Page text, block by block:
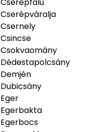
Cserépfalu
Cserépváralja
Csernely
Csincse
Csokvaomány
Dédestapolcsány
Demjén
Dubicsány
Eger
Egerbakta
Egerbocs